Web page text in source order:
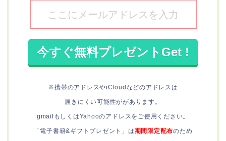
※携帯のアドレスやiCloudなどのアドレスは
届きにくい可能性ががあります。
gmailもしくはYahooのアドレスをご使用ください。
「電子書籍&ギフトプレゼント」は期間限定配布のため